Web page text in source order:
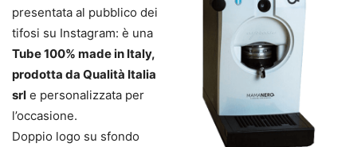
presentata al pubblico dei
tifosi su Instagram: è una
Tube 100% made in Italy,
prodotta da Qualità Italia
srl e personalizzata per
l’occasione.
Doppio logo su sfondo